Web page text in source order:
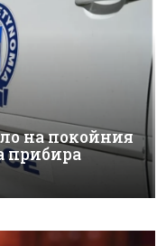
на покойния
прибира